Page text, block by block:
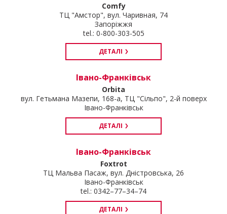
Comfy
ТЦ "Амстор", вул. Чаривная, 74
Запоріжжя
tel.: 0-800-303-505
ДЕТАЛІ
Івано-Франківськ
Orbita
вул. Гетьмана Мазепи, 168-а, ТЦ "Сільпо", 2-й поверх
Івано-Франківськ
ДЕТАЛІ
Івано-Франківськ
Foxtrot
ТЦ Мальва Пасаж, вул. Дністровська, 26
Івано-Франківськ
tel.: 0342–77–34–74
ДЕТАЛІ